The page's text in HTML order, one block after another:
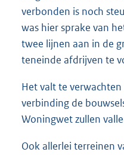
verbonden is noch
was hier sprake van
twee lijnen aan in de
teneinde afdrijven te
Het valt te
verbinding de
Woningwet zullen
Ook allerlei terreinen